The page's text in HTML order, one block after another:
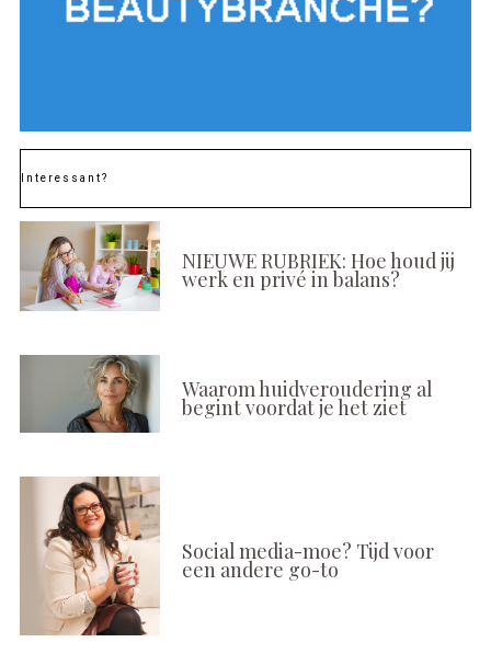
Interessant?
NIEUWE RUBRIEK: Hoe houd jij
werk en privé in balans?
Waarom huidveroudering al
begint voordat je het ziet
Social media-moe? Tijd voor
een andere go-to